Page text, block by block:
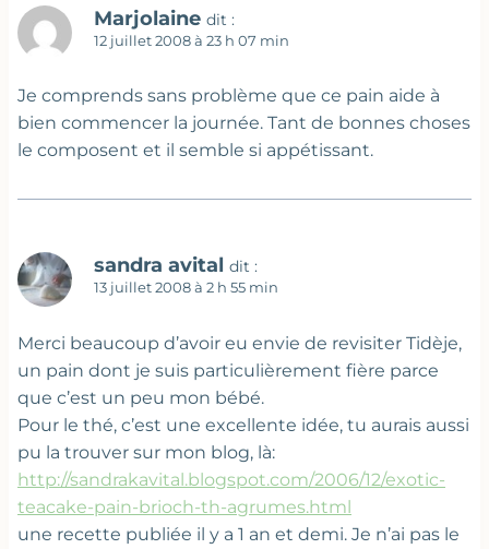
Marjolaine dit :
12 juillet 2008 à 23 h 07 min
Je comprends sans problème que ce pain aide à
bien commencer la journée. Tant de bonnes choses
le composent et il semble si appétissant.
sandra avital dit :
13 juillet 2008 à 2 h 55 min
Merci beaucoup d’avoir eu envie de revisiter Tidèje,
un pain dont je suis particulièrement fière parce
que c’est un peu mon bébé.
Pour le thé, c’est une excellente idée, tu aurais aussi
pu la trouver sur mon blog, là:
http://sandrakavital.blogspot.com/2006/12/exotic-
teacake-pain-brioch-th-agrumes.html
une recette publiée il y a 1 an et demi. Je n’ai pas le